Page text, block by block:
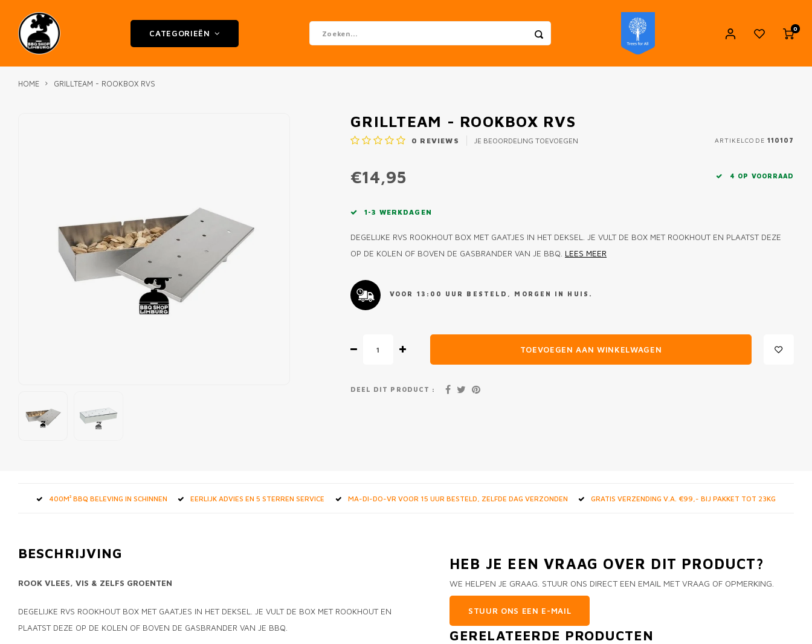
CATEGORIEËN
0
HOME GRILLTEAM - ROOKBOX RVS
GRILLTEAM - ROOKBOX RVS
0 REVIEWS JE BEOORDELING TOEVOEGEN ARTIKELCODE 110107
€14,95 4 OP VOORRAAD
1-3 WERKDAGEN
DEGELIJKE RVS ROOKHOUT BOX MET GAATJES IN HET DEKSEL. JE VULT DE BOX MET ROOKHOUT EN PLAATST DEZE
OP DE KOLEN OF BOVEN DE GASBRANDER VAN JE BBQ. LEES MEER
VOOR 13:00 UUR BESTELD, MORGEN IN HUIS.
TOEVOEGEN AAN WINKELWAGEN
DEEL DIT PRODUCT :
400M² BBQ BELEVING IN SCHINNEN EERLIJK ADVIES EN 5 STERREN SERVICE MA-DI-DO-VR VOOR 15 UUR BESTELD, ZELFDE DAG VERZONDEN GRATIS VERZENDING V.A. €99,- BIJ PAKKET TOT 23KG
BESCHRIJVING
ROOK VLEES, VIS & ZELFS GROENTEN
DEGELIJKE RVS ROOKHOUT BOX MET GAATJES IN HET DEKSEL. JE VULT DE BOX MET ROOKHOUT EN
PLAATST DEZE OP DE KOLEN OF BOVEN DE GASBRANDER VAN JE BBQ.
HEB JE EEN VRAAG OVER DIT PRODUCT?
WE HELPEN JE GRAAG. STUUR ONS DIRECT EEN EMAIL MET VRAAG OF OPMERKING.
STUUR ONS EEN E-MAIL
GERELATEERDE PRODUCTEN